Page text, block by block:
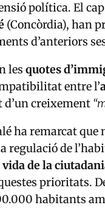
política. El cap
(Concòrdia), han
d’anteriors
les quotes
entre l’
d’un creixement
ha remarcat
regulació de
de la
prioritats.
habitants